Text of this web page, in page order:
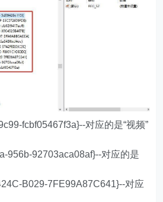
fcbf05467f3a}--对应的是“视频”
956b-92703aca08af}--对应的是
B029-7FE99A87C641}--对应